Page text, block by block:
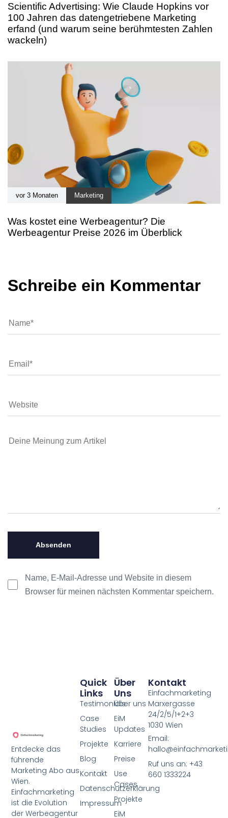
Scientific Advertising: Wie Claude Hopkins vor
100 Jahren das datengetriebene Marketing
erfand (und warum seine berühmtesten Zahlen
wackeln)
vor 3 Monaten Marketing
Was kostet eine Werbeagentur? Die
Werbeagentur Preise 2026 im Überblick
Schreibe ein Kommentar
Name, E-Mail-Adresse und Website in diesem
Browser für meinen nächsten Kommentar speichern.
Entdecke das
führende
Marketing Abo aus
Wien.
Einfachmarketing
ist die Evolution
der Werbeagentur
Über
Uns
Über uns
EiM
Updates
Karriere
Preise
Use
Cases
Projekte
EiM
Quick
Links
Testimonials
Case
Studies
Projekte
Blog
Kontakt
Datenschutzerklärung
Impressum
Kontakt
Einfachmarketing
Marxergasse
24/2/5/1+2+3
1030 Wien
Email:
Ruf uns an: +43
660 1333224